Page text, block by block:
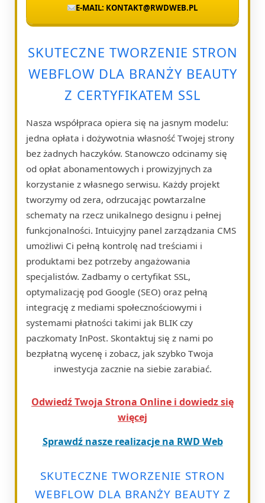
E-MAIL: KONTAKT@RWDWEB.PL
SKUTECZNE TWORZENIE STRON
WEBFLOW DLA BRANŻY BEAUTY
Z CERTYFIKATEM SSL
Nasza współpraca opiera się na jasnym modelu:
jedna opłata i dożywotnia własność Twojej strony
bez żadnych haczyków. Stanowczo odcinamy się
od opłat abonamentowych i prowizyjnych za
korzystanie z własnego serwisu. Każdy projekt
tworzymy od zera, odrzucając powtarzalne
schematy na rzecz unikalnego designu i pełnej
funkcjonalności. Intuicyjny panel zarządzania CMS
umożliwi Ci pełną kontrolę nad treściami i
produktami bez potrzeby angażowania
specjalistów. Zadbamy o certyfikat SSL,
optymalizację pod Google (SEO) oraz pełną
integrację z mediami społecznościowymi i
systemami płatności takimi jak BLIK czy
paczkomaty InPost. Skontaktuj się z nami po
bezpłatną wycenę i zobacz, jak szybko Twoja
inwestycja zacznie na siebie zarabiać.
Odwiedź Twoja Strona Online i dowiedz się
więcej
Sprawdź nasze realizacje na RWD Web
SKUTECZNE TWORZENIE STRON
WEBFLOW DLA BRANŻY BEAUTY Z